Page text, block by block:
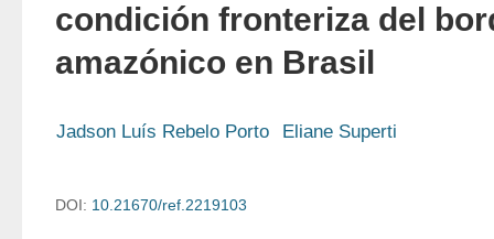
condición fronteriza del
amazónico en Brasil
Jadson Luís Rebelo Porto Eliane Superti
DOI: 10.21670/ref.2219103